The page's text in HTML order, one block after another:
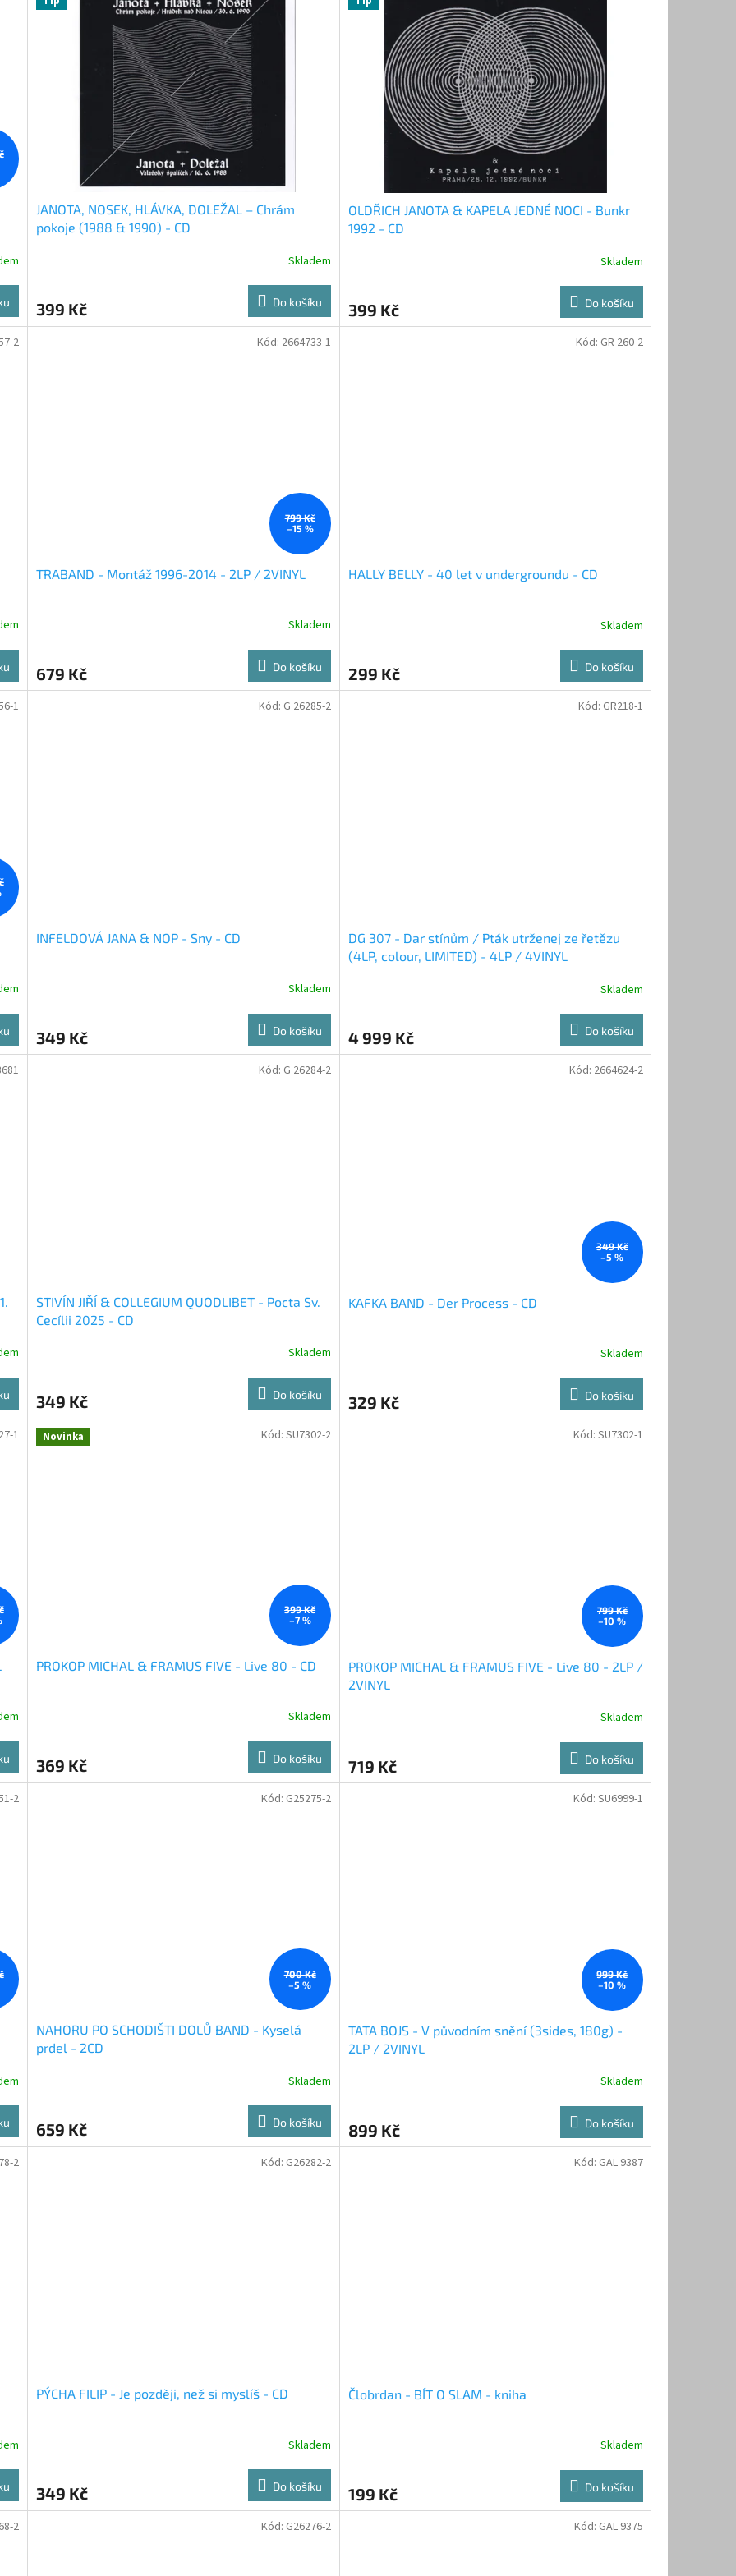
JANOTA, NOSEK, HLÁVKA, DOLEŽAL – Chrám
pokoje (1988 & 1990) - CD
Skladem
399 Kč Do košíku
OLDŘICH JANOTA & KAPELA JEDNÉ NOCI - Bunkr
1992 - CD
Skladem
399 Kč Do košíku
2
799 Kč
–15 %
TRABAND - Montáž 1996-2014 - 2LP / 2VINYL
Skladem
679 Kč Do košíku
Kód: 2664733-1
HALLY BELLY - 40 let v undergroundu - CD
Skladem
299 Kč Do košíku
Kód: GR 260-2
1
INFELDOVÁ JANA & NOP - Sny - CD
Skladem
349 Kč Do košíku
Kód: G 26285-2
DG 307 - Dar stínům / Pták utrženej ze řetězu
(4LP, colour, LIMITED) - 4LP / 4VINYL
Skladem
4 999 Kč Do košíku
Kód: GR218-1
STIVÍN JIŘÍ & COLLEGIUM QUODLIBET - Pocta Sv.
Cecílii 2025 - CD
Skladem
349 Kč Do košíku
Kód: G 26284-2
349 Kč
–5 %
KAFKA BAND - Der Process - CD
Skladem
329 Kč Do košíku
Kód: 2664624-2
1 Novinka
399 Kč
–7 %
PROKOP MICHAL & FRAMUS FIVE - Live 80 - CD
Skladem
369 Kč Do košíku
Kód: SU7302-2
799 Kč
–10 %
PROKOP MICHAL & FRAMUS FIVE - Live 80 - 2LP /
2VINYL
Skladem
719 Kč Do košíku
Kód: SU7302-1
2
700 Kč
–5 %
NAHORU PO SCHODIŠTI DOLŮ BAND - Kyselá
prdel - 2CD
Skladem
659 Kč Do košíku
Kód: G25275-2
999 Kč
–10 %
TATA BOJS - V původním snění (3sides, 180g) -
2LP / 2VINYL
Skladem
899 Kč Do košíku
Kód: SU6999-1
2
PÝCHA FILIP - Je později, než si myslíš - CD
Skladem
349 Kč Do košíku
Kód: G26282-2
Člobrdan - BÍT O SLAM - kniha
Skladem
199 Kč Do košíku
Kód: GAL 9387
2 Kód: G26276-2 Kód: GAL 9375